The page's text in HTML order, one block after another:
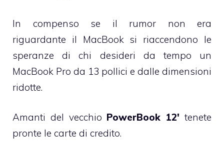
In compenso se il rumor non era
riguardante il MacBook si riaccendono le
speranze di chi desideri da tempo un
MacBook Pro da 13 pollici e dalle dimensioni
ridotte.
Amanti del vecchio PowerBook 12′tenete
pronte le carte di credito.